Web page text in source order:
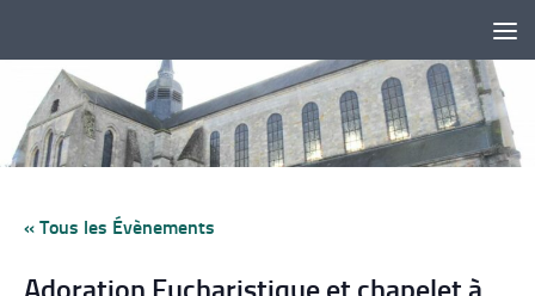
« Tous les Évènements